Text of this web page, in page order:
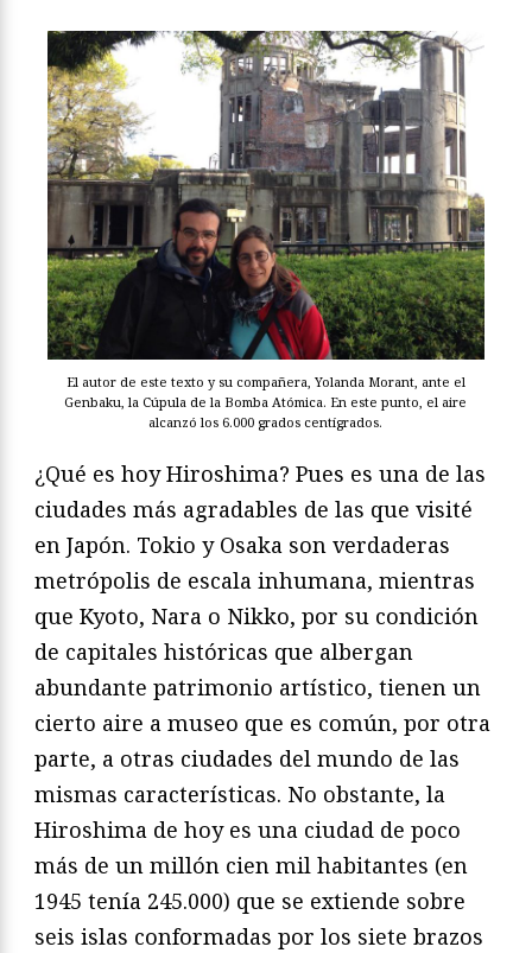
El autor de este texto y su compañera, Yolanda Morant, ante el
Genbaku, la Cúpula de la Bomba Atómica. En este punto, el aire
alcanzó los 6.000 grados centígrados.
¿Qué es hoy Hiroshima? Pues es una de las
ciudades más agradables de las que visité
en Japón. Tokio y Osaka son verdaderas
metrópolis de escala inhumana, mientras
que Kyoto, Nara o Nikko, por su condición
de capitales históricas que albergan
abundante patrimonio artístico, tienen un
cierto aire a museo que es común, por otra
parte, a otras ciudades del mundo de las
mismas características. No obstante, la
Hiroshima de hoy es una ciudad de poco
más de un millón cien mil habitantes (en
1945 tenía 245.000) que se extiende sobre
seis islas conformadas por los siete brazos